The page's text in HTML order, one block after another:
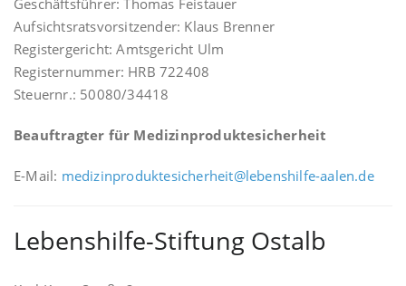
Geschäftsführer: Thomas Feistauer
Aufsichtsratsvorsitzender: Klaus Brenner
Registergericht: Amtsgericht Ulm
Registernummer: HRB 722408
Steuernr.: 50080/34418
Beauftragter für Medizinproduktesicherheit
E-Mail: medizinproduktesicherheit@lebenshilfe-aalen.de
Lebenshilfe-Stiftung Ostalb